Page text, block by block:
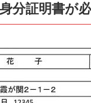
分証明書が